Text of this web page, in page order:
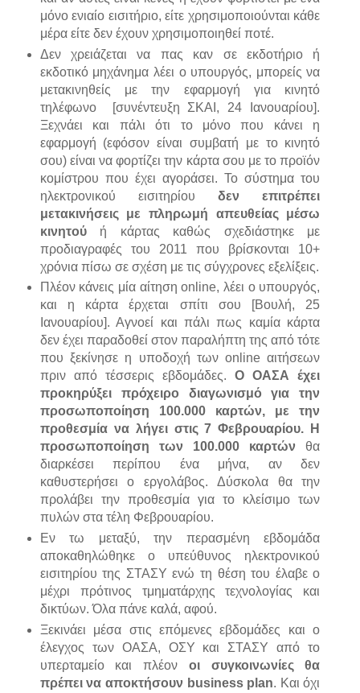
μόνο ενιαίο εισιτήριο, είτε χρησιμοποιούνται κάθε
μέρα είτε δεν έχουν χρησιμοποιηθεί ποτέ.
Δεν χρειάζεται να πας καν σε εκδοτήριο ή
εκδοτικό μηχάνημα λέει ο υπουργός, μπορείς να
μετακινηθείς με την εφαρμογή για κινητό
τηλέφωνο [συνέντευξη ΣΚΑΙ, 24 Ιανουαρίου].
Ξεχνάει και πάλι ότι το μόνο που κάνει η
εφαρμογή (εφόσον είναι συμβατή με το κινητό
σου) είναι να φορτίζει την κάρτα σου με το προϊόν
κομίστρου που έχει αγοράσει. Το σύστημα του
ηλεκτρονικού εισιτηρίουδεν επιτρέπει
μετακινήσεις με πληρωμή απευθείας μέσω
κινητούή κάρτας καθώς σχεδιάστηκε με
προδιαγραφές του 2011 που βρίσκονται 10+
χρόνια πίσω σε σχέση με τις σύγχρονες εξελίξεις.
Πλέον κάνεις μία αίτηση online, λέει ο υπουργός,
και η κάρτα έρχεται σπίτι σου [Βουλή, 25
Ιανουαρίου]. Αγνοεί και πάλι πως καμία κάρτα
δεν έχει παραδοθεί στον παραλήπτη της από τότε
που ξεκίνησε η υποδοχή των online αιτήσεων
πριν από τέσσερις εβδομάδες.Ο ΟΑΣΑ έχει
προκηρύξει πρόχειρο διαγωνισμό για την
προσωποποίηση 100.000 καρτών, με την
προθεσμία να λήγει στις 7 Φεβρουαρίου. Η
προσωποποίηση των 100.000 καρτών θα
διαρκέσει περίπου ένα μήνα, αν δεν
καθυστερήσει ο εργολάβος. Δύσκολα θα την
προλάβει την προθεσμία για το κλείσιμο των
πυλών στα τέλη Φεβρουαρίου.
Εν τω μεταξύ, την περασμένη εβδομάδα
αποκαθηλώθηκε ο υπεύθυνος ηλεκτρονικού
εισιτηρίου της ΣΤΑΣΥ ενώ τη θέση του έλαβε ο
μέχρι πρότινος τμηματάρχης τεχνολογίας και
δικτύων. Όλα πάνε καλά, αφού.
Ξεκινάει μέσα στις επόμενες εβδομάδες και ο
έλεγχος των ΟΑΣΑ, ΟΣΥ και ΣΤΑΣΥ από το
υπερταμείο και πλέον οι συγκοινωνίες θα
πρέπει να αποκτήσουν business plan. Και όχι